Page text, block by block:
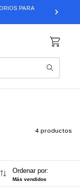
PARA
4 productos
Ordenar por:
Más vendidos